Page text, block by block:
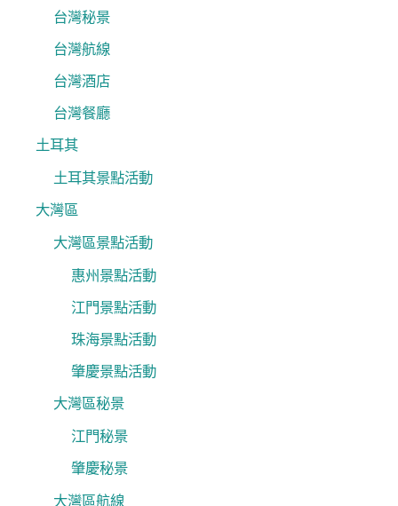
台灣秘景
台灣航線
台灣酒店
台灣餐廳
土耳其
土耳其景點活動
大灣區
大灣區景點活動
惠州景點活動
江門景點活動
珠海景點活動
肇慶景點活動
大灣區秘景
江門秘景
肇慶秘景
大灣區航線